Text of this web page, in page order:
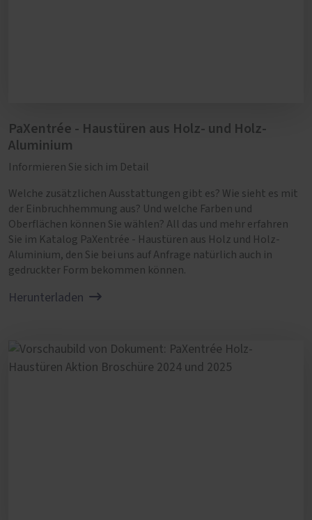
PaXentrée - Haustüren aus Holz- und Holz-
Aluminium
Informieren Sie sich im Detail
Welche zusätzlichen Ausstattungen gibt es? Wie sieht es mit
der Einbruchhemmung aus? Und welche Farben und
Oberflächen können Sie wählen? All das und mehr erfahren
Sie im Katalog PaXentrée - Haustüren aus Holz und Holz-
Aluminium, den Sie bei uns auf Anfrage natürlich auch in
gedruckter Form bekommen können.
Herunterladen